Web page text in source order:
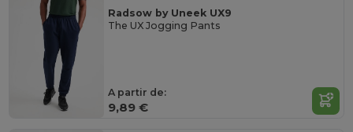
Radsow by Uneek UX9
The UX Jogging Pants
A partir de:
9,89 €